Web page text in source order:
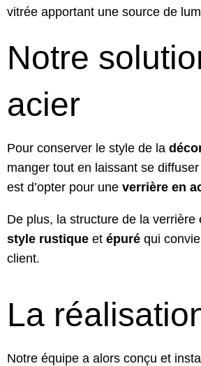
vitrée apportant une source de
Notre
acier
Pour conserver le style de la
manger tout en laissant se
est d’opter pour une verrière en
De plus, la structure de la
style rustique et épuré qui
client.
La
Notre équipe a alors conçu et